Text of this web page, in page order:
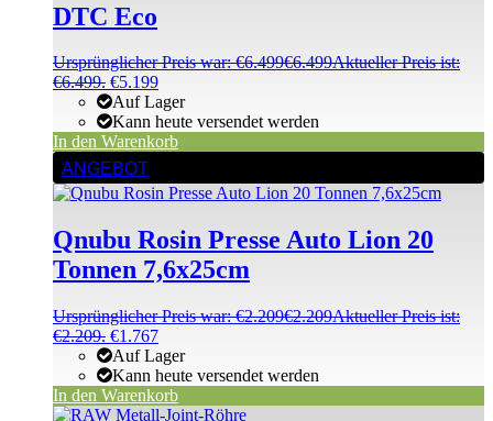
DTC Eco
Ursprünglicher Preis war: €6.499€6.499Aktueller Preis ist:
€6.499. €5.199
Auf Lager
Kann heute versendet werden
In den Warenkorb
ANGEBOT
Qnubu Rosin Presse Auto Lion 20
Tonnen 7,6x25cm
Ursprünglicher Preis war: €2.209€2.209Aktueller Preis ist:
€2.209. €1.767
Auf Lager
Kann heute versendet werden
In den Warenkorb